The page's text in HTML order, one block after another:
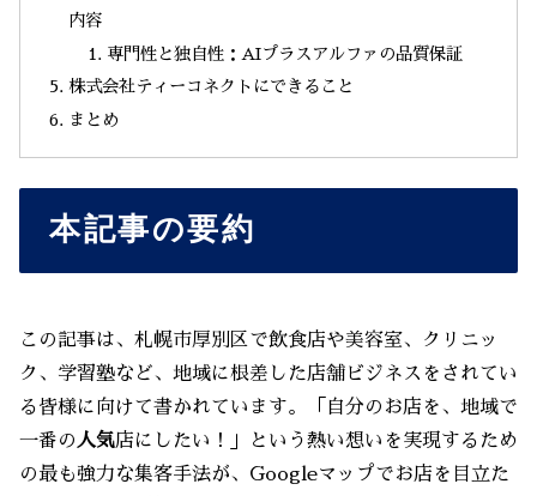
内容
専門性と独自性：AIプラスアルファの品質保証
株式会社ティーコネクトにできること
まとめ
本記事の要約
この記事は、札幌市厚別区で飲食店や美容室、クリニッ
ク、学習塾など、地域に根差した店舗ビジネスをされてい
る皆様に向けて書かれています。「自分のお店を、地域で
一番の 人気店にしたい！」という熱い想いを実現するため
の最も強力な集客手法が、Googleマップでお店を目立た